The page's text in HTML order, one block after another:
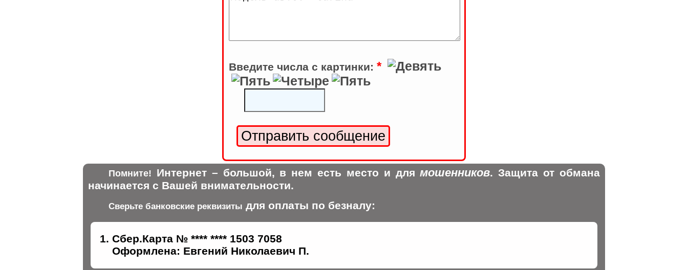
Введите числа с картинки: *
Помните! Интернет – большой, в нем есть место и длямошенников. Защита от обмана
начинается с Вашей внимательности.
Сверьте банковские реквизиты для оплаты по безналу:
Сбер.Карта № **** **** 1503 7058
Оформлена: Евгений Николаевич П.